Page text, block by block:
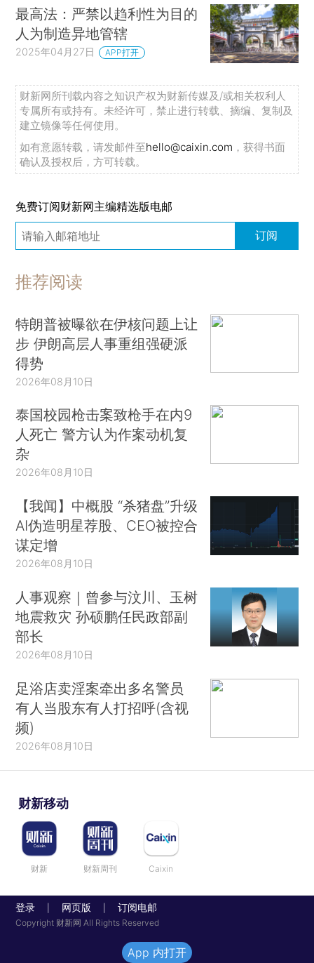
最高法：严禁以趋利性为目的
人为制造异地管辖
2025年04月27日 APP打开
财新网所刊载内容之知识产权为财新传媒及/或相关权利人
专属所有或持有。未经许可，禁止进行转载、摘编、复制及
建立镜像等任何使用。
如有意愿转载，请发邮件至hello@caixin.com ，获得书面
确认及授权后，方可转载。
免费订阅财新网主编精选版电邮
订阅
推荐阅读
特朗普被曝欲在伊核问题上让
步 伊朗高层人事重组强硬派
得势
2026年08月10日
泰国校园枪击案致枪手在内9
人死亡 警方认为作案动机复
杂
2026年08月10日
【我闻】中概股 “杀猪盘”升级
AI伪造明星荐股、CEO被控合
谋定增
2026年08月10日
人事观察｜曾参与汶川、玉树
地震救灾 孙硕鹏任民政部副
部长
2026年08月10日
足浴店卖淫案牵出多名警员
有人当股东有人打招呼(含视
频)
2026年08月10日
财新移动
财新 财新周刊 Caixin
登录 网页版 订阅电邮
Copyright 财新网 All Rights Reserved
App 内打开